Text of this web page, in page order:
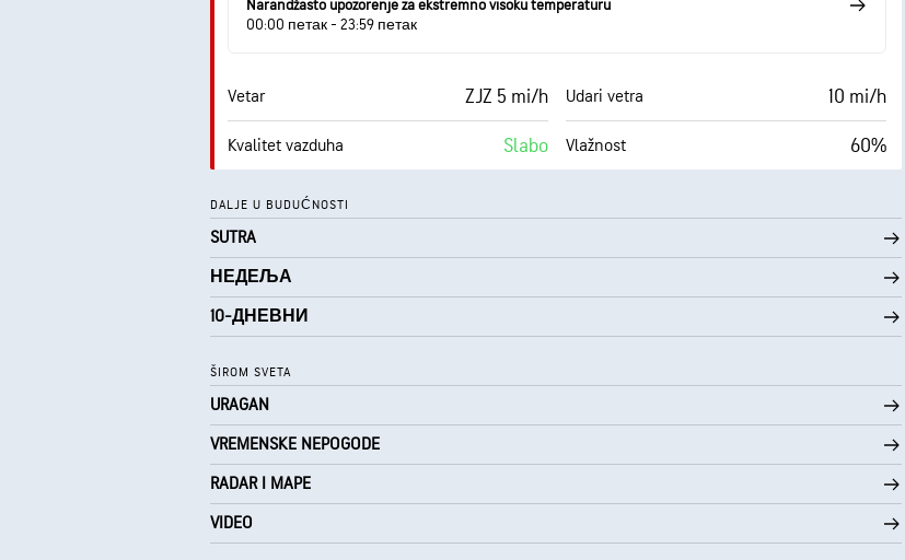
Narandžasto upozorenje za ekstremno visoku temperaturu
00:00 петак - 23:59 петак
Vetar ZJZ 5 mi/h
Kvalitet vazduha Slabo
Udari vetra 10 mi/h
Vlažnost 60%
Tačka rose
AccuLumen Brightness Index™
Oblačno
1%
Vidljivost 10 mi
30000 ft
DALJE U BUDUĆNOSTI
SUTRA
НЕДЕЉА
10-ДНЕВНИ
ŠIROM SVETA
URAGAN
VREMENSKE NEPOGODE
RADAR I MAPE
VIDEO